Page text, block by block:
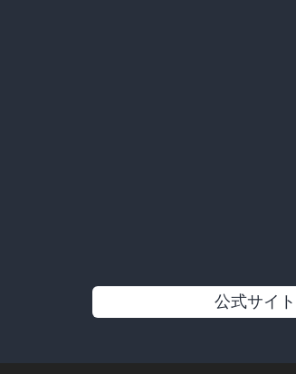
公式サイト